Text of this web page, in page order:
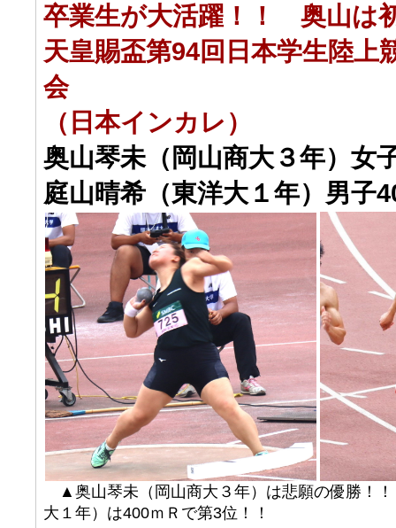
卒業生が大活躍！！ 奥山は
天皇賜盃第94回日本学生陸上
会
（日本インカレ）
奥山琴未（岡山商大３年）女
庭山晴希（東洋大１年）男子
▲奥山琴未（岡山商大３年）は悲願の
大１年）は400ｍＲで第3位！！